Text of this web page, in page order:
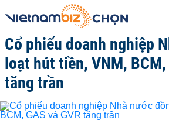
Cổ phiếu doanh nghiệp
loạt hút tiền, VNM, BCM,
tăng trần